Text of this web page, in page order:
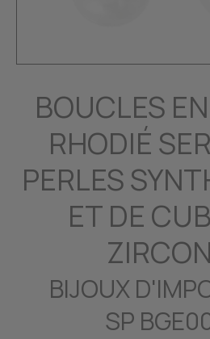
BOUCLES
RHODIÉ
PERLES
ET DE
BIJOUX
SP